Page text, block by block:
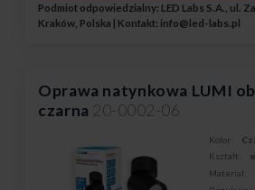
Podmiot odpowiedzialny: LED Labs S.A., ul.
Kraków, Polska | Kontakt: info@led-labs.pl
Oprawa natynkowa LUMI
czarna 20-0002-06
Kolor:
Kształt:
Materiał: